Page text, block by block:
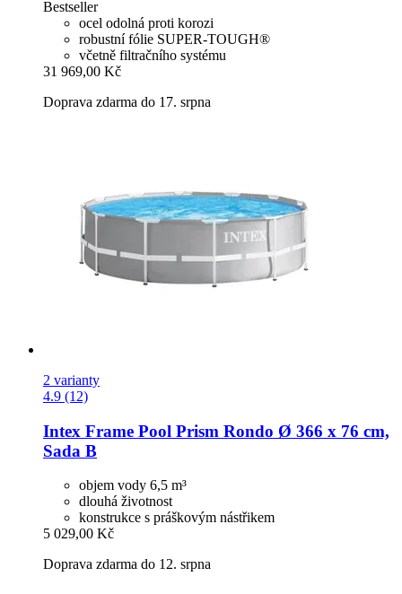
Bestseller
ocel odolná proti korozi
robustní fólie SUPER-TOUGH®
včetně filtračního systému
31 969,00 Kč
Doprava zdarma do 17. srpna
2 varianty
4.9 (12)
Intex Frame Pool Prism Rondo Ø 366 x 76 cm,
Sada B
objem vody 6,5 m³
dlouhá životnost
konstrukce s práškovým nástřikem
5 029,00 Kč
Doprava zdarma do 12. srpna